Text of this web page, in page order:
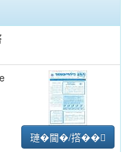
璉�閫�/撘��